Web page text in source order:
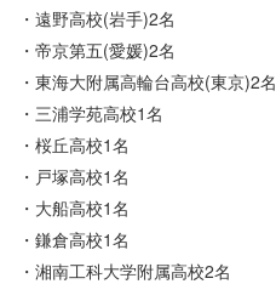
・遠野高校(岩手)2名
・帝京第五(愛媛)2名
・東海大附属高輪台高校(東京)2名
・三浦学苑高校1名
・桜丘高校1名
・戸塚高校1名
・大船高校1名
・鎌倉高校1名
・湘南工科大学附属高校2名